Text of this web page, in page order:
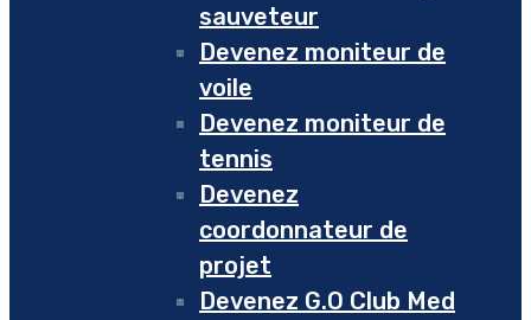
sauveteur
Devenez moniteur de
voile
Devenez moniteur de
tennis
Devenez
coordonnateur de
projet
Devenez G.O Club Med